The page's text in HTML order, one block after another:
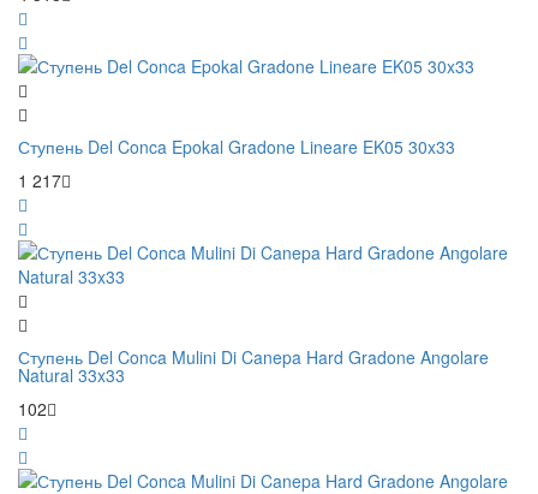
Ступень Del Conca Epokal Gradone Lineare EK05 30x33
1 217
Ступень Del Conca Mulini Di Canepa Hard Gradone Angolare
Natural 33x33
102